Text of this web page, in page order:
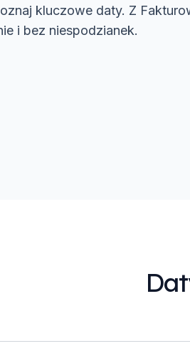
kluczowe daty. Z
i bez niespodzianek.